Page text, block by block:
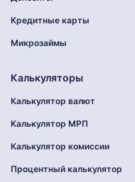
Кредитные карты
Микрозаймы
Калькуляторы
Калькулятор валют
Калькулятор МРП
Калькулятор комиссии
Процентный калькулятор